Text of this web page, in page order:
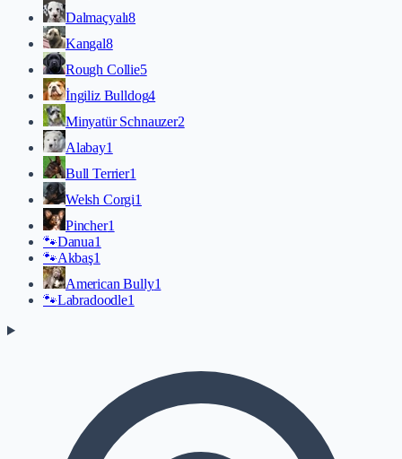
Dalmaçyalı8
Kangal8
Rough Collie5
İngiliz Bulldog4
Minyatür Schnauzer2
Alabay1
Bull Terrier1
Welsh Corgi1
Pincher1
🐾Danua1
🐾Akbaş1
American Bully1
🐾Labradoodle1